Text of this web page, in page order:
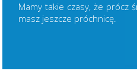
Mamy takie czasy, że prócz
masz jeszcze próchnicę.